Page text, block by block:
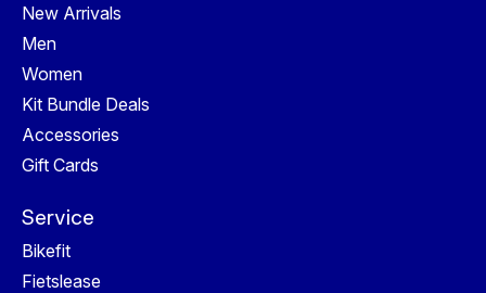
New Arrivals
Men
Women
Kit Bundle Deals
Accessories
Gift Cards
Service
Bikefit
Fietslease